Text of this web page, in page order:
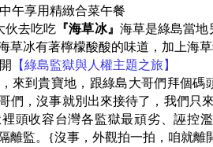
中午享用精緻合菜午餐
伙去吃吃 『海草冰』 海草是綠島當地
草冰有著檸檬酸酸的味道，加上海
【綠島監獄與人權主題之旅】
來到貴寶地，跟綠島大哥們拜個
們，沒事就別出來接待了，我們只
頭收容台灣各監獄最頑劣、誣控
離監。{沒事，外觀拍一拍，咱就離